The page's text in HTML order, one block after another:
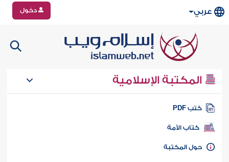
عربي دخول
المكتبة الإسلامية
كتب PDF
كتاب الأمة